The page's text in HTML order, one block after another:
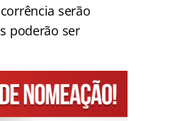
serão
poderão ser